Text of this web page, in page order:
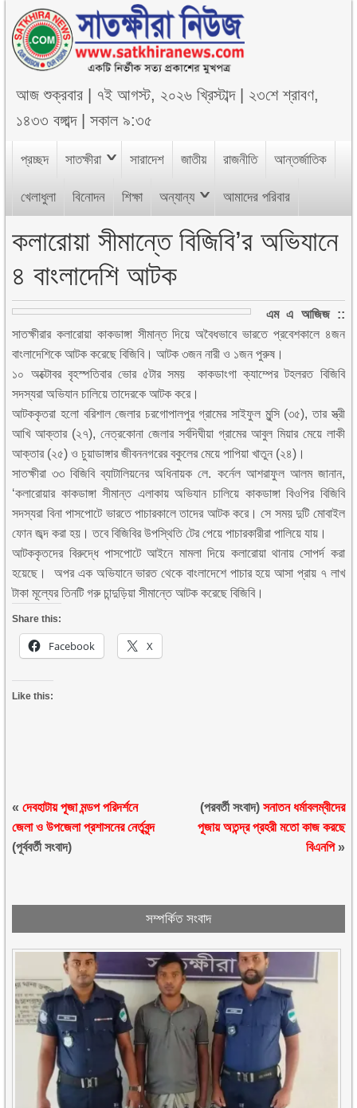
আজশুক্রবার ৭ই আগস্ট, ২০২৬ খ্রিস্টাব্দ| ২৩শে শ্রাবণ,
১৪৩৩ বঙ্গাব্দ|সকাল ৯:৩৫
প্রচ্ছদ সাতক্ষীরা সারাদেশ জাতীয় রাজনীতি আন্তর্জাতিক
খেলাধুলা বিনোদন শিক্ষা অন্যান্য আমাদের পরিবার
কলারোয়া সীমান্তে বিজিবি’র অভিযানে
৪ বাংলাদেশি আটক
এম এ আজিজ ::
সাতক্ষীরার কলারোয়া কাকডাঙ্গা সীমান্ত দিয়ে অবৈধভাবে ভারতে প্রবেশকালে ৪জন
বাংলাদেশিকে আটক করেছে বিজিবি। আটক ৩জন নারী ও ১জন পুরুষ।
১০ অক্টোবর বৃহস্পতিবার ভোর ৫টার সময় কাকডাংগা ক্যাম্পের টহলরত বিজিবি
সদস্যরা অভিযান চালিয়ে তাদেরকে আটক করে।
আটককৃতরা হলো বরিশাল জেলার চরগোপালপুর গ্রামের সাইফুল মুন্সি (৩৫), তার স্ত্রী
আখি আক্তার (২৭), নেত্রকোনা জেলার সর্বদিঘীয়া গ্রামের আবুল মিয়ার মেয়ে লাকী
আক্তার (২৫) ও চুয়াডাঙ্গার জীবননগরের বকুলের মেয়ে পাপিয়া খাতুন (২৪)।
সাতক্ষীরা ৩৩ বিজিবি ব্যাটালিয়নের অধিনায়ক লে. কর্নেল আশরাফুল আলম জানান,
‘কলারোয়ার কাকডাঙ্গা সীমান্ত এলাকায় অভিযান চালিয়ে কাকডাঙ্গা বিওপির বিজিবি
সদস্যরা বিনা পাসপোটে ভারতে পাচারকালে তাদের আটক করে। সে সময় দুটি মোবাইল
ফোন জব্দ করা হয়। তবে বিজিবির উপস্থিতি টের পেয়ে পাচারকারীরা পালিয়ে যায়।
আটককৃতদের বিরুদ্ধে পাসপোটে আইনে মামলা দিয়ে কলারোয়া থানায় সোপর্দ করা
হয়েছে। অপর এক অভিযানে ভারত থেকে বাংলাদেশে পাচার হয়ে আসা প্রায় ৭ লাখ
টাকা মূল্যের তিনটি গরু চান্দুড়িয়া সীমান্তে আটক করেছে বিজিবি।
Share this:
Facebook X
Like this:
«দেবহাটায় পূজা মন্ডপ পরিদর্শনে
জেলা ও উপজেলা প্রশাসনের নের্তৃবৃন্দ
(পূর্ববর্তী সংবাদ)
(পরবর্তী সংবাদ) সনাতন ধর্মাবলম্বীদের
পূজায় অতন্দ্র প্রহরী মতো কাজ করছে
বিএনপি»
সম্পর্কিত সংবাদ